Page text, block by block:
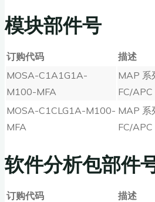
模块部件号
订购代码
描述
MOSA-C1A1G1A-
M100-MFA
MAP 系
FC/APC
MOSA-C1CLG1A-M100-
MFA
MAP 系
FC/APC
软件分析包部件
订购代码
描述